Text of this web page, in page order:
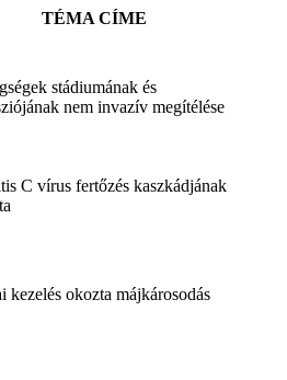
TÉMA CÍME
stádiumának és
nem invazív megítélése
C vírus fertőzés kaszkádjának
kezelés okozta májkárosodás